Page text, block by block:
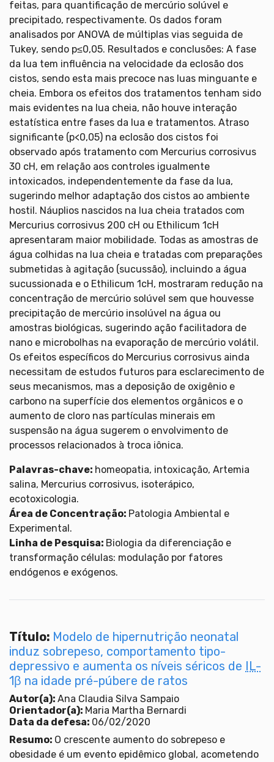
feitas, para quantificação de mercúrio solúvel e
precipitado, respectivamente. Os dados foram
analisados por ANOVA de múltiplas vias seguida de
Tukey, sendo p≤0,05. Resultados e conclusões: A fase
da lua tem influência na velocidade da eclosão dos
cistos, sendo esta mais precoce nas luas minguante e
cheia. Embora os efeitos dos tratamentos tenham sido
mais evidentes na lua cheia, não houve interação
estatística entre fases da lua e tratamentos. Atraso
significante (p<0,05) na eclosão dos cistos foi
observado após tratamento com Mercurius corrosivus
30 cH, em relação aos controles igualmente
intoxicados, independentemente da fase da lua,
sugerindo melhor adaptação dos cistos ao ambiente
hostil. Náuplios nascidos na lua cheia tratados com
Mercurius corrosivus 200 cH ou Ethilicum 1cH
apresentaram maior mobilidade. Todas as amostras de
água colhidas na lua cheia e tratadas com preparações
submetidas à agitação (sucussão), incluindo a água
sucussionada e o Ethilicum 1cH, mostraram redução na
concentração de mercúrio solúvel sem que houvesse
precipitação de mercúrio insolúvel na água ou
amostras biológicas, sugerindo ação facilitadora de
nano e microbolhas na evaporação de mercúrio volátil.
Os efeitos específicos do Mercurius corrosivus ainda
necessitam de estudos futuros para esclarecimento de
seus mecanismos, mas a deposição de oxigênio e
carbono na superfície dos elementos orgânicos e o
aumento de cloro nas partículas minerais em
suspensão na água sugerem o envolvimento de
processos relacionados à troca iônica.
Palavras-chave: homeopatia, intoxicação, Artemia
salina, Mercurius corrosivus, isoterápico,
ecotoxicologia.
Área de Concentração: Patologia Ambiental e
Experimental.
Linha de Pesquisa: Biologia da diferenciação e
transformação células: modulação por fatores
endógenos e exógenos.
Título: Modelo de hipernutrição neonatal
induz sobrepeso, comportamento tipo-
depressivo e aumenta os níveis séricos de IL-
1β na idade pré-púbere de ratos
Autor(a): Ana Claudia Silva Sampaio
Orientador(a): Maria Martha Bernardi
Data da defesa: 06/02/2020
Resumo: O crescente aumento do sobrepeso e
obesidade é um evento epidêmico global, acometendo